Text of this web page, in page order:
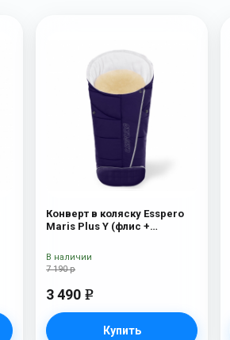
Конверт в коляску Esspero
Maris Plus Y (флис +
7 190 р
3 490 e
Купить
В наличии